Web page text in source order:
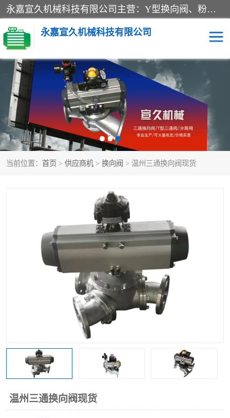
永嘉宣久机械科技有限公司主营：Y型换向阀、粉体换向阀、板式换向阀、三通换向阀、三通换向器、三通分路阀、管路换向阀等产品及服务。
永嘉宣久机械科技有限公司
当前位置： 首页 > 供应商机 > 换向阀 > 温州三通换向阀现货
温州三通换向阀现货
换向阀 Y型换向阀
板式换向阀 粉料换向阀
粉体换向阀 管道换向阀
管路换向阀 三通换向阀
粉体三通阀
气动三通阀 不锈钢三通阀
Y型转向阀
Y型球阀
气动球阀
粉体分路阀
管道换向器